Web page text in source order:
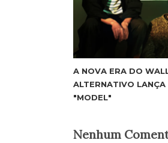
A NOVA ERA DO
ALTERNATIVO
"MODEL"
Nenhum